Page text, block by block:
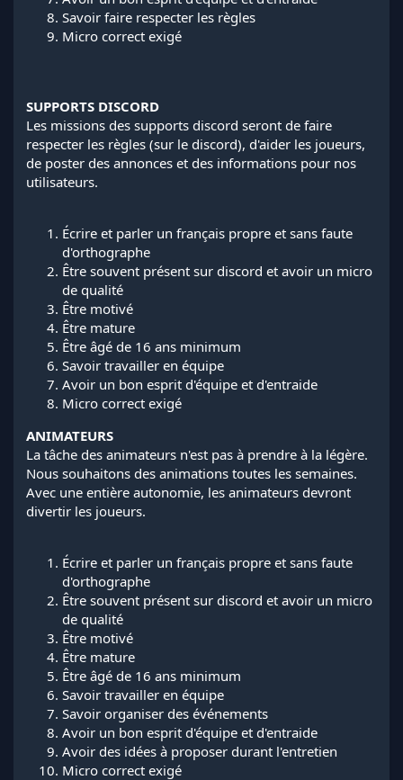
Savoir faire respecter les règles
Micro correct exigé
SUPPORTS DISCORD
Les missions des supports discord seront de faire
respecter les règles (sur le discord), d'aider les joueurs,
de poster des annonces et des informations pour nos
utilisateurs.
Écrire et parler un français propre et sans faute
d'orthographe
Être souvent présent sur discord et avoir un micro
de qualité
Être motivé
Être mature
Être âgé de 16 ans minimum
Savoir travailler en équipe
Avoir un bon esprit d'équipe et d'entraide
Micro correct exigé
ANIMATEURS
La tâche des animateurs n'est pas à prendre à la légère.
Nous souhaitons des animations toutes les semaines.
Avec une entière autonomie, les animateurs devront
divertir les joueurs.
Écrire et parler un français propre et sans faute
d'orthographe
Être souvent présent sur discord et avoir un micro
de qualité
Être motivé
Être mature
Être âgé de 16 ans minimum
Savoir travailler en équipe
Savoir organiser des événements
Avoir un bon esprit d'équipe et d'entraide
Avoir des idées à proposer durant l'entretien
Micro correct exigé